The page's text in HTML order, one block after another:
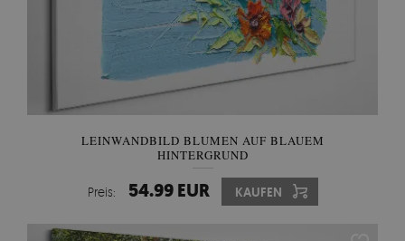
LEINWANDBILD BLUMEN AUF BLAUEM
HINTERGRUND
Preis: 54.99 EUR KAUFEN